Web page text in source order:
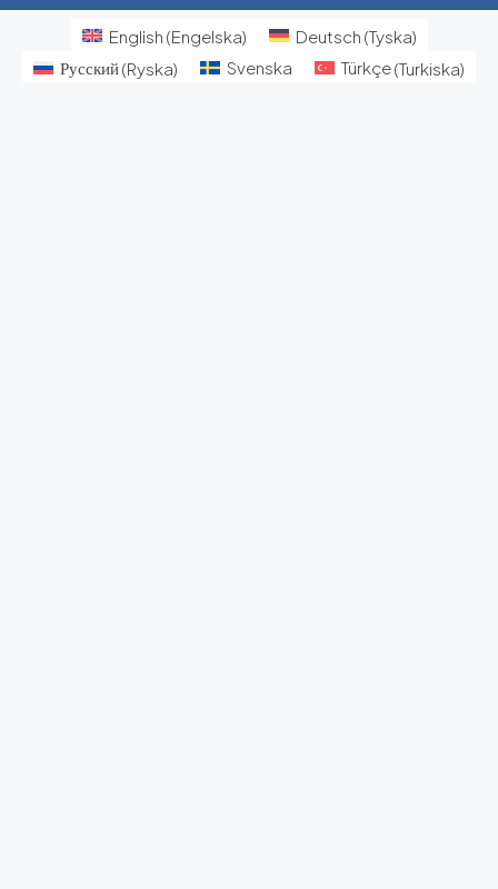
English (Engelska) Deutsch (Tyska)
Русский(Ryska) Svenska Türkçe(Turkiska)